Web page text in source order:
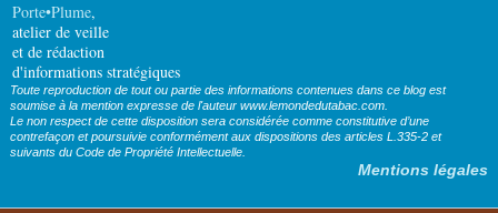
Porte•Plume,
atelier de veille
et de rédaction
d'informations stratégiques
Toute reproduction de tout ou partie des informations contenues dans ce blog est
soumise à la mention expresse de l'auteur www.lemondedutabac.com.
Le non respect de cette disposition sera considérée comme constitutive d’une
contrefaçon et poursuivie conformément aux dispositions des articles L.335-2 et
suivants du Code de Propriété Intellectuelle.
Mentions légales